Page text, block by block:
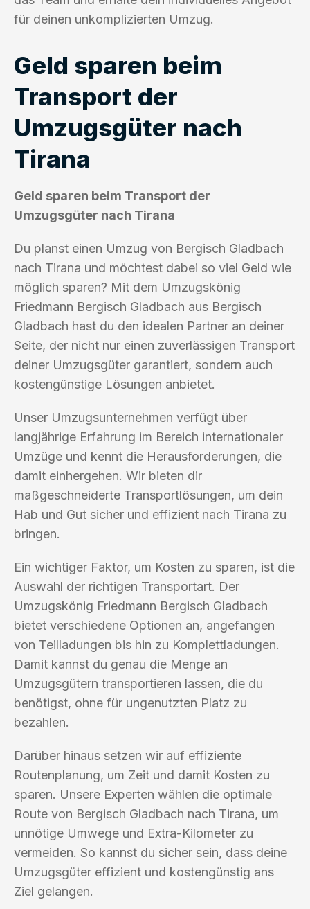
für deinen unkomplizierten Umzug.
Geld sparen beim
Transport der
Umzugsgüter nach
Tirana
Geld sparen beim Transport der
Umzugsgüter nach Tirana
Du planst einen Umzug von Bergisch Gladbach
nach Tirana und möchtest dabei so viel Geld wie
möglich sparen? Mit dem Umzugskönig
Friedmann Bergisch Gladbach aus Bergisch
Gladbach hast du den idealen Partner an deiner
Seite, der nicht nur einen zuverlässigen Transport
deiner Umzugsgüter garantiert, sondern auch
kostengünstige Lösungen anbietet.
Unser Umzugsunternehmen verfügt über
langjährige Erfahrung im Bereich internationaler
Umzüge und kennt die Herausforderungen, die
damit einhergehen. Wir bieten dir
maßgeschneiderte Transportlösungen, um dein
Hab und Gut sicher und effizient nach Tirana zu
bringen.
Ein wichtiger Faktor, um Kosten zu sparen, ist die
Auswahl der richtigen Transportart. Der
Umzugskönig Friedmann Bergisch Gladbach
bietet verschiedene Optionen an, angefangen
von Teilladungen bis hin zu Komplettladungen.
Damit kannst du genau die Menge an
Umzugsgütern transportieren lassen, die du
benötigst, ohne für ungenutzten Platz zu
bezahlen.
Darüber hinaus setzen wir auf effiziente
Routenplanung, um Zeit und damit Kosten zu
sparen. Unsere Experten wählen die optimale
Route von Bergisch Gladbach nach Tirana, um
unnötige Umwege und Extra-Kilometer zu
vermeiden. So kannst du sicher sein, dass deine
Umzugsgüter effizient und kostengünstig ans
Ziel gelangen.